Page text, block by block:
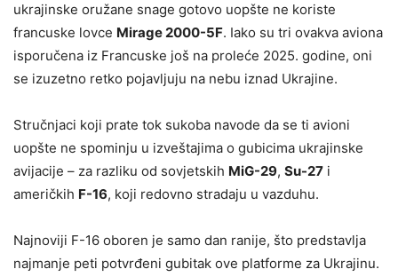
ukrajinske oružane snage gotovo uopšte ne koriste
francuske lovce Mirage 2000-5F. Iako su tri ovakva aviona
isporučena iz Francuske još na proleće 2025. godine, oni
se izuzetno retko pojavljuju na nebu iznad Ukrajine.
Stručnjaci koji prate tok sukoba navode da se ti avioni
uopšte ne spominju u izveštajima o gubicima ukrajinske
avijacije – za razliku od sovjetskih MiG-29, Su-27 i
američkih F-16, koji redovno stradaju u vazduhu.
Najnoviji F-16 oboren je samo dan ranije, što predstavlja
najmanje peti potvrđeni gubitak ove platforme za Ukrajinu.